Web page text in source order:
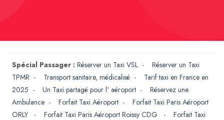
Spécial Passager : Réserver un Taxi VSL - Réserver un Taxi
TPMR - Transport sanitaire, médicalisé - Tarif taxi en France en
2025 - Un Taxi partagé pour l' aéroport - Réservez une
Ambulance - Forfait Taxi Aéroport - Forfait Taxi Paris Aéroport
ORLY
- Forfait Taxi Paris Aéroport Roissy CDG - Forfait Taxi